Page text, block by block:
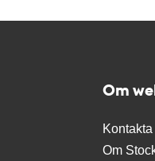
Om
Om